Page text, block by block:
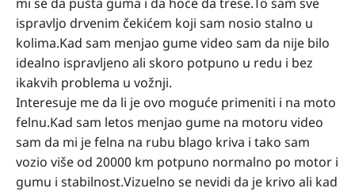
ispravljo drvenim čekićem koji sam nosio stalno u
kolima.Kad sam menjao gume video sam da nije bilo
idealno ispravljeno ali skoro potpuno u redu i bez
ikakvih problema u vožnji.
Interesuje me da li je ovo moguće primeniti i na moto
felnu.Kad sam letos menjao gume na motoru video
sam da mi je felna na rubu blago kriva i tako sam
vozio više od 20000 km potpuno normalno po motor i
gumu i stabilnost.Vizuelno se nevidi da je krivo ali kad